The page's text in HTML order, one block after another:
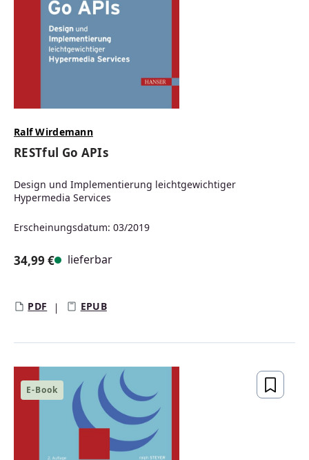
Ralf Wirdemann
RESTful Go APIs
Design und Implementierung leichtgewichtiger
Hypermedia Services
Erscheinungsdatum: 03/2019
34,99 € lieferbar
PDF EPUB
E-Book